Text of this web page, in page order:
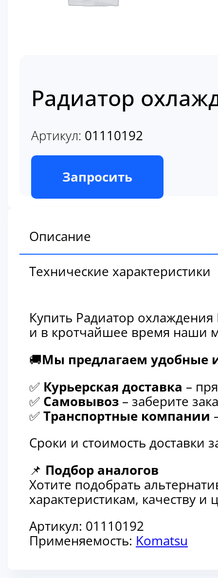
Радиатор
Артикул: 01110192
В наличии
Запросить
Описание
Технические характеристики
Купить Радиатор
и в кротчайшее время наши
🚚Мы предлагаем удобные
✅ Курьерская доставка –
✅ Самовывоз – заберите
✅ Транспортные компании
Сроки и стоимость доставки
📌 Подбор аналогов
Хотите подобрать
характеристикам, качеству
Артикул: 01110192
Применяемость: Komatsu